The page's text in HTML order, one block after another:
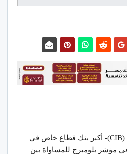
يسُر البنك التجاري الدولي (CIB)- أكبر بنك قطاع خاص في
مؤشر بلومبرج للمساواة بين